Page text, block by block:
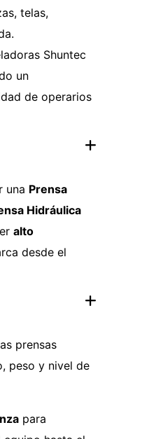
telas,
Shuntec
un
de operarios
una Prensa
Hidráulica
alto
desde el
prensas
peso y nivel de
para